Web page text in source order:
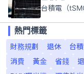
熱門標籤
財務規劃
退休 台
消費
黃金 省錢